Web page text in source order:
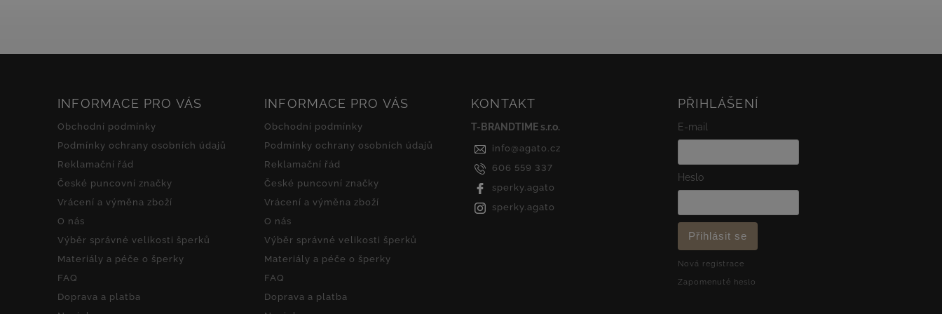
INFORMACE PRO VÁS
Obchodní podmínky
Podmínky ochrany osobních údajů
Reklamační řád
České puncovní značky
Vrácení a výměna zboží
O nás
Výběr správné velikosti šperků
Materiály a péče o šperky
FAQ
Doprava a platba
INFORMACE PRO VÁS
Obchodní podmínky
Podmínky ochrany osobních údajů
Reklamační řád
České puncovní značky
Vrácení a výměna zboží
O nás
Výběr správné velikosti šperků
Materiály a péče o šperky
FAQ
Doprava a platba
KONTAKT
T-BRANDTIME s.r.o.
info @agato.cz
606 559 337
sperky.agato
sperky.agato
PŘIHLÁŠENÍ
E-mail
Heslo
Přihlásit se
Nová registrace
Zapomenuté heslo